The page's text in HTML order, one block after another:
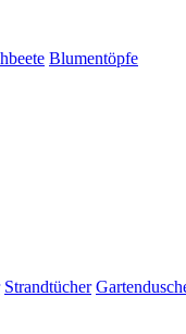
Blumentöpfe
Strandtücher